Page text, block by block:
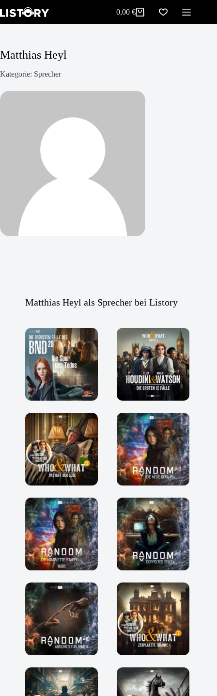
Inhalt
Warenkorb
0,00€
Matthias Heyl
Kategorie: Sprecher
Matthias Heyl als Sprecher bei Listory